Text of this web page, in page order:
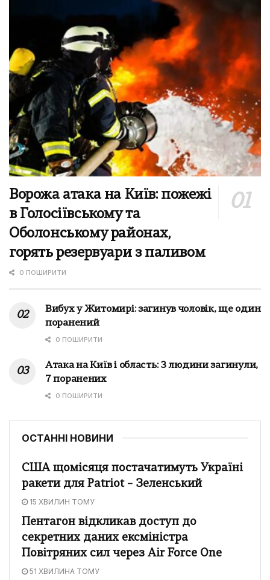
Ворожа атака на Київ: пожежі
в Голосіївському та
Оболонському районах,
горять резервуари з паливом
0 ПОШИРИТИ
Вибух у Житомирі: загинув чоловік, ще один
поранений
0 ПОШИРИТИ
Атака на Київ і область: 3 людини загинули,
7 поранених
0 ПОШИРИТИ
ОСТАННІ НОВИНИ
США щомісяця постачатимуть Україні
ракети для Patriot – Зеленський
15 ХВИЛИН ТОМУ
Пентагон відкликав доступ до
секретних даних ексміністра
Повітряних сил через Air Force One
51 ХВИЛИНА ТОМУ